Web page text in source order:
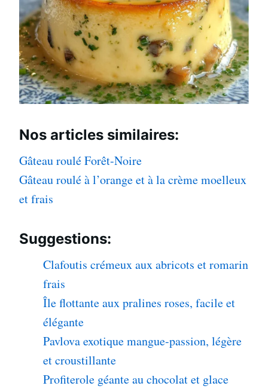
Nos articles similaires:
Gâteau roulé Forêt-Noire
Gâteau roulé à l’orange et à la crème moelleux
et frais
Suggestions:
Clafoutis crémeux aux abricots et romarin
frais
Île flottante aux pralines roses, facile et
élégante
Pavlova exotique mangue-passion, légère
et croustillante
Profiterole géante au chocolat et glace